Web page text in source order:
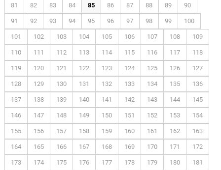
81 82 83 84 85 86 87 88 89 90
91 92 93 94 95 96 97 98 99 100
101 102 103 104 105 106 107 108 109
110 111 112 113 114 115 116 117 118
119 120 121 122 123 124 125 126 127
128 129 130 131 132 133 134 135 136
137 138 139 140 141 142 143 144 145
146 147 148 149 150 151 152 153 154
155 156 157 158 159 160 161 162 163
164 165 166 167 168 169 170 171 172
173 174 175 176 177 178 179 180 181